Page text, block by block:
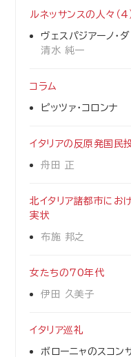
ルネッサンスの人々（4
ヴェスパジアーノ・
清水 純一
コラム
ピッツァ・コロンナ
イタリアの反原発国民
舟田 正
北イタリア諸都市にお
実状
布施 邦之
女たちの70年代
伊田 久美子
イタリア巡礼
ボローニャのスコン